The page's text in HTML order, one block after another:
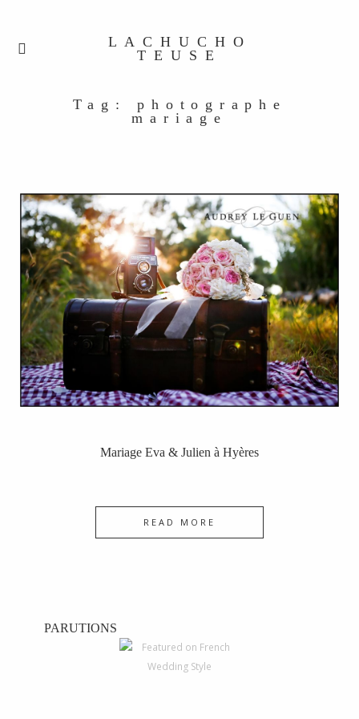
LACHUCHO
TEUSE
Tag: photographe
mariage
Mariage Eva & Julien à Hyères
READ MORE
PARUTIONS